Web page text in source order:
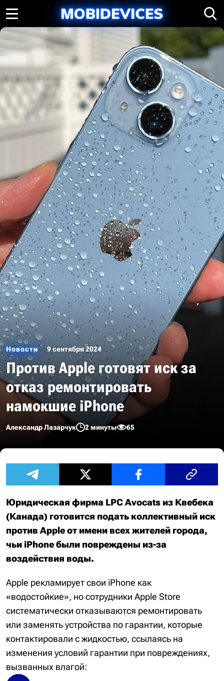
Новости 9 сентября 2024
Против Apple готовят иск за
отказ ремонтировать
намокшие iPhone
Александр Лазарчук 2 минуты 65
Юридическая фирма LPC Avocats из Квебека
(Канада) готовится подать коллективный иск
против Apple от имени всех жителей города,
чьи iPhone были повреждены из-за
воздействия воды.
Apple рекламирует свои iPhone как
«водостойкие», но сотрудники Apple Store
систематически отказываются ремонтировать
или заменять устройства по гарантии, которые
контактировали с жидкостью, ссылаясь на
изменения условий гарантии при повреждениях,
вызванных влагой: